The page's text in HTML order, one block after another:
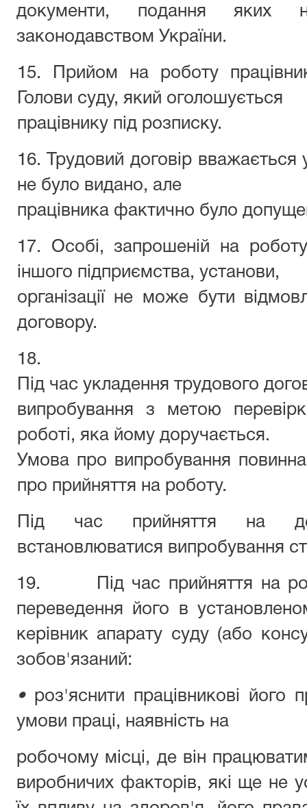
документи, подання яких
законодавством України.
15. Прийом на роботу
Голови суду, який оголошується
працівнику під розписку.
16. Трудовий договір вважається
не було видано, але
працівника фактично було
17. Особі, запрошеній на
іншого підприємства, установи,
організації не може бути
договору.
Під час укладення трудового
випробування з метою
роботі, яка йому доручається.
Умова про випробування
про прийняття на роботу.
Під час прийняття на
встановлюватися випробування
19. Під час прийняття на
переведення його в
керівник апарату суду (або
зобов'язаний:
• роз'яснити працівникові його
умови праці, наявність на
робочому місці, де він
виробничих факторів, які ще не